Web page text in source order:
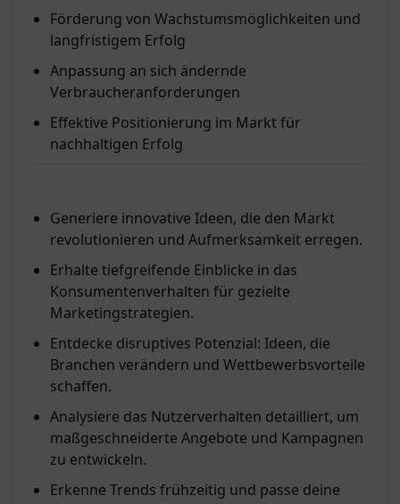
Förderung von Wachstumsmöglichkeiten und
langfristigem Erfolg
Anpassung an sich ändernde
Verbraucheranforderungen
Effektive Positionierung im Markt für
nachhaltigen Erfolg
Generiere innovative Ideen, die den Markt
revolutionieren und Aufmerksamkeit erregen.
Erhalte tiefgreifende Einblicke in das
Konsumentenverhalten für gezielte
Marketingstrategien.
Entdecke disruptives Potenzial: Ideen, die
Branchen verändern und Wettbewerbsvorteile
schaffen.
Analysiere das Nutzerverhalten detailliert, um
maßgeschneiderte Angebote und Kampagnen
zu entwickeln.
Erkenne Trends frühzeitig und passe deine